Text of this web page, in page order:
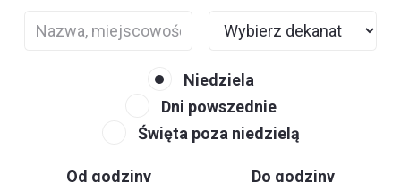
Niedziela
Dni powszednie
Święta poza niedzielą
Od godziny Do godziny